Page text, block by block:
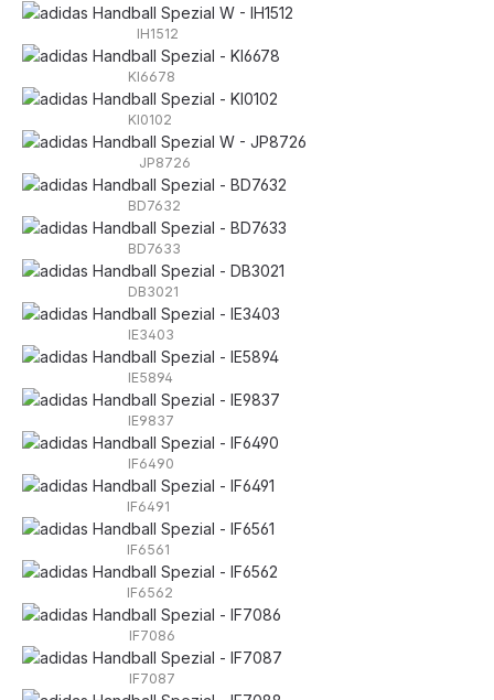
IH1512
KI6678
KI0102
JP8726
BD7632
BD7633
DB3021
IE3403
IE5894
IE9837
IF6490
IF6491
IF6561
IF6562
IF7086
IF7087